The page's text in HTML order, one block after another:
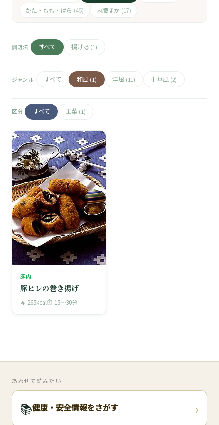
かた・もも・ばら (45) 内臓ほか (17)
調理法 すべて 揚げる (1)
ジャンル すべて 和風 (1) 洋風 (11) 中華風 (2)
区分 すべて 主菜 (1)
豚肉
豚ヒレの巻き揚げ
🔥 265kcal⏱ 15〜30分
あわせて読みたい
📚健康・安全情報をさがす ›